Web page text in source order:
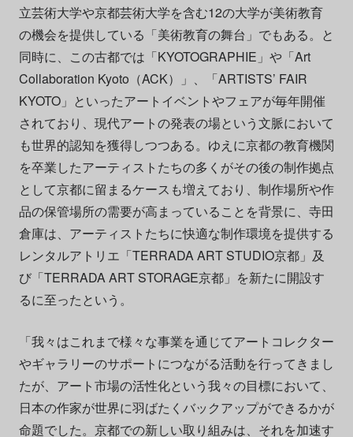
立芸術大学や京都芸術大学を含む12の大学が美術教育
の機会を提供している「美術教育の舞台」でもある。と
同時に、この古都では「KYOTOGRAPHIE」や「Art
Collaboration Kyoto（ACK）」、「ARTISTS’ FAIR
KYOTO」といったアートイベントやフェアが毎年開催
されており、現代アートの発表の場という文脈において
も世界的認知を獲得しつつある。ゆえに京都の教育機関
を卒業したアーティストたちの多くがその後の制作拠点
として京都に留まるケースも増えており、制作場所や作
品の保管場所の需要が高まっていることを背景に、寺田
倉庫は、アーティストたちに快適な制作環境を提供する
レンタルアトリエ「TERRADA ART STUDIO京都」及
び「TERRADA ART STORAGE京都」を新たに開設す
るに至ったという。
「我々はこれまで様々な事業を通じてアートコレクター
やギャラリーのサポートにつながる活動を行ってきまし
たが、アート市場の活性化という我々の目標において、
日本の作家が世界に羽ばたくバックアップができるかが
命題でした。京都での新しい取り組みは、それを加速す